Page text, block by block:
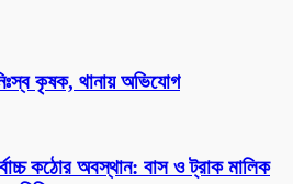
কৃষক, থানায় অভিযোগ
কঠোর অবস্থান: বাস ও ট্রাক মালিক